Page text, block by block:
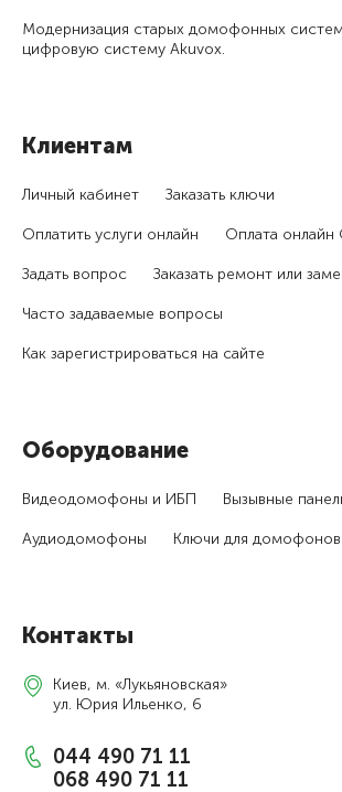
Модернизация старых домофонных
цифровую систему Akuvox.
Клиентам
Личный кабинет Заказать ключи
Оплатить услуги онлайн Оплата
Задать вопрос Заказать ремонт или
Часто задаваемые вопросы
Как зарегистри­роваться на сайте
Оборудование
Видеодомофоны и ИБП Вызывные
Аудиодомофоны Ключи для домофонов
Контакты
Киев, м. «Лукьяновская»
ул. Юрия Ильенко, 6
044 490 71 11
068 490 71 11